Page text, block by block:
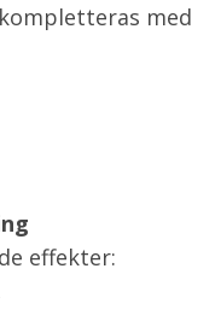
med
effekter: